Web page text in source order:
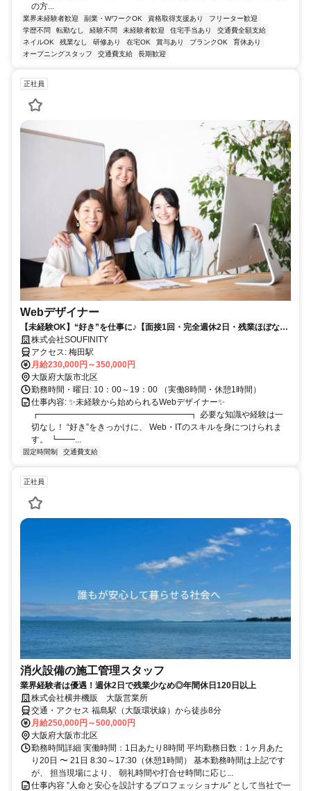
の方...
業界未経験者歓迎 副業・WワークOK 資格取得支援あり
フリーター歓迎
学歴不問
転勤なし 経験不問 未経験者歓迎 住宅手当あり
交通費全額支給
ネイルOK
残業なし 研修あり 在宅OK 賞与あり ブランクOK
育休あり
オープニングスタッフ
交通費支給 長期歓迎
正社員
Webデザイナー
【未経験OK】“好き”を仕事に♪【面接1回・完全週休2日・残業ほぼな
し】★ネイル・オシャレ自由♪
株式会社SOUFINITY
アクセス: 梅田駅
月給230,000円～350,000円
大阪府大阪市北区
勤務時間・曜日: 10：00～19：00 （実働8時間・休憩1時間）
仕事内容: ✨未経験から始められるWebデザイナー✨
┏━━━━━━━━━━━━━━━━━━┓ 必要な知識や経験は一
切なし！ “好き”をきっかけに、 Web・ITのスキルを身につけられま
す。 ┗━━...
固定時間制 交通費支給
正社員
消火設備の施工管理スタッフ
業界経験者は優遇！週休2日で残業少なめ◎年間休日120日以上
株式会社横井機販 大阪営業所
交通・アクセス 福島駅（大阪環状線）から徒歩8分
月給250,000円～500,000円
大阪府大阪市北区
勤務時間詳細 実働時間：1日あたり8時間 平均勤務日数：1ヶ月あた
り20日 〜 21日 8:30～17:30（休憩1時間） 基本勤務時間は上記です
が、 担当現場により、 朝礼時間や打合せ時間に応じ...
仕事内容 ”人命と安心を設計するプロフェッショナル” として当社で一